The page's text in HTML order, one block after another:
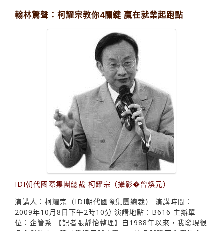
翰林驚聲：柯耀宗教你4關鍵 贏在就業起跑點
IDI朝代國際集團總裁 柯耀宗（攝影�曾煥元）
演講人：柯耀宗（IDI朝代國際集團總裁） 演講時間：
2009年10月8日下午2時10分 演講地點：B616 主辦單
位：企管系 【記者張靜怡整理】自1988年以來，我發現很